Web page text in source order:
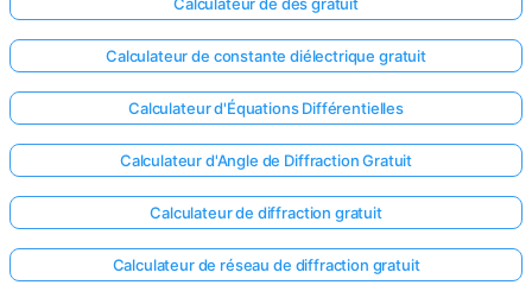
Connectez-
vous ici !
Calculateur de constante diélectrique gratuit
Calculateur d'Équations Différentielles
Calculateur d'Angle de Diffraction Gratuit
Calculateur de diffraction gratuit
Calculateur de réseau de diffraction gratuit